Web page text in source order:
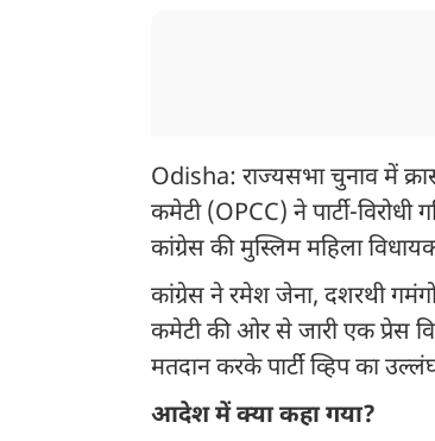
Odisha: राज्यसभा चुनाव में
कमेटी (OPCC) ने पार्टी-
कांग्रेस की मुस्लिम महिला
कांग्रेस ने रमेश जेना, दशरथी
कमेटी की ओर से जारी एक प्रेस
मतदान करके पार्टी व्हिप का
आदेश में क्या कहा गया?